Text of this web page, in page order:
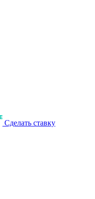
Сделать ставку